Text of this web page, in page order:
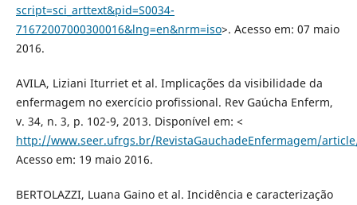
script=sci_arttext&pid=S0034-
71672007000300016&lng=en&nrm=iso>. Acesso em: 07 maio
2016.
AVILA, Liziani Iturriet et al. Implicações da visibilidade da
enfermagem no exercício profissional. Rev Gaúcha Enferm,
v. 34, n. 3, p. 102-9, 2013. Disponível em: <
http://www.seer.ufrgs.br/RevistaGauchadeEnfermagem/
Acesso em: 19 maio 2016.
BERTOLAZZI, Luana Gaino et al. Incidência e caracterização